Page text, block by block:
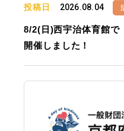
投稿日 2026.08.04
8/2(日)西宇治体育館で
開催しました！